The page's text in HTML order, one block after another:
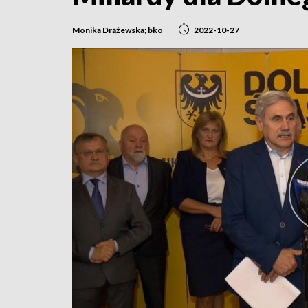
Monika Drążewska; bko 2022-10-27